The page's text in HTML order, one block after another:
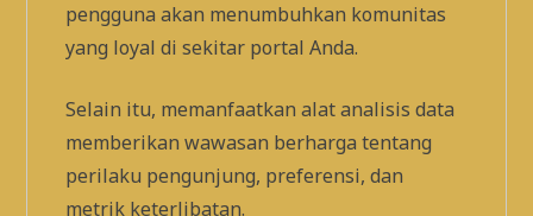
pengguna akan menumbuhkan komunitas
yang loyal di sekitar portal Anda.
Selain itu, memanfaatkan alat analisis data
memberikan wawasan berharga tentang
perilaku pengunjung, preferensi, dan
metrik keterlibatan.